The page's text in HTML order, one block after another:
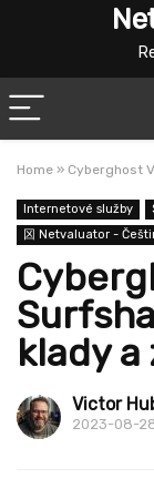
Home » Cyberghost
Internetové služby
龱 Netvaluator -
klady
Victor
2023-08-